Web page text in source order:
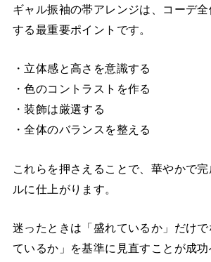
ギャル振袖の帯アレンジは、コーデ
する最重要ポイントです。
・立体感と高さを意識する
・色のコントラストを作る
・装飾は厳選する
・全体のバランスを整える
これらを押さえることで、華やかで
ルに仕上がります。
迷ったときは「盛れているか」だけ
ているか」を基準に見直すことが成功